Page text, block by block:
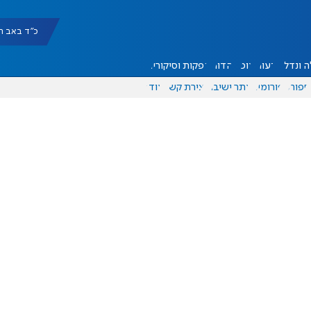
כ"ד באב תשפ"ו
ונדל"ן דעות אוכל יהדות הפקות וסיקורים
ספורט פורומים אתר ישיבה יצירת קשר עוד